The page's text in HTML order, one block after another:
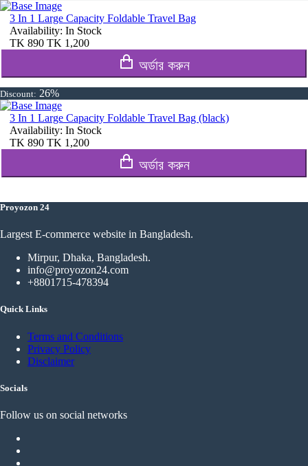
3 In 1 Large Capacity Foldable Travel Bag
Availability: In Stock
TK 890 TK 1,200
অর্ডার করুন
Discount: 26%
3 In 1 Large Capacity Foldable Travel Bag (black)
Availability: In Stock
TK 890 TK 1,200
অর্ডার করুন
Proyozon 24
Largest E-commerce website in Bangladesh.
Mirpur, Dhaka, Bangladesh.
info@proyozon24.com
+8801715-478394
Quick Links
Terms and Conditions
Privacy Policy
Disclaimer
Socials
Follow us on social networks